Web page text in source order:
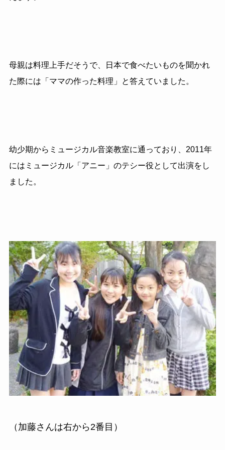
母親は料理上手だそうで、日本で食べたいものを聞かれ
た際には「ママの作った料理」と答えていました。
幼少期からミュージカル音楽教室に通っており、2011年
にはミュージカル「アニー」のテシー役として出演をし
ました。
（加藤さんは右から2番目）